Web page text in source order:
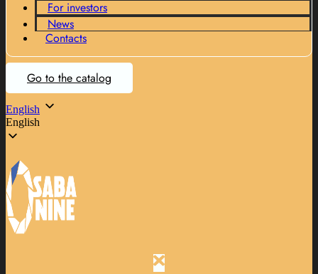
For investors
News
Contacts
Go to the catalog
English
English